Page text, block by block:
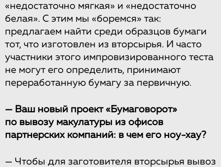
«недостаточно мягкая» и «недостаточно
белая». С этим мы «боремся» так:
предлагаем найти среди образцов бумаги
тот, что изготовлен из вторсырья. И часто
участники этого импровизированного теста
не могут его определить, принимают
переработанную бумагу за первичную.
— Ваш новый проект «Бумаговорот»
по вывозу макулатуры из офисов
партнерских компаний: в чем его ноу-хау?
— Чтобы для заготовителя вторсырья вывоз